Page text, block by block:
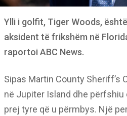
Ylli i golfit, Tiger Woods,
aksident të frikshëm në
raportoi ABC News.
Sipas Martin County Sheriff’s
në Jupiter Island dhe
prej tyre që u përmbys. Një